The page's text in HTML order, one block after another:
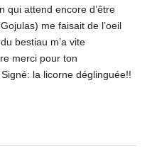
qui attend encore d’être
me faisait de l’oeil
bestiau m’a vite
merci pour ton
la licorne déglinguée!!